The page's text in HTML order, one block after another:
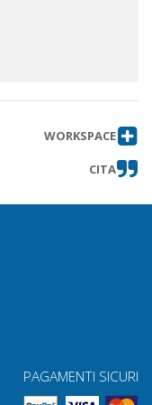
WORKSPACE
CITA
PAGAMENTI SICURI